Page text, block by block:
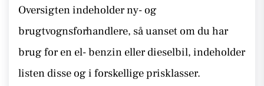
Oversigten indeholder ny- og
brugtvognsforhandlere, så uanset om du har
brug for en el- benzin eller dieselbil, indeholder
listen disseog i forskellige prisklasser.